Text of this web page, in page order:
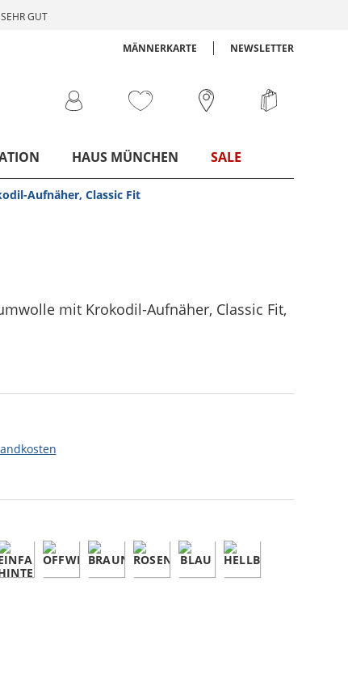
GUT
MÄNNERKARTE NEWSLETTER
HAUS MÜNCHEN SALE
Aufnäher, Classic Fit
mit Krokodil-Aufnäher, Classic Fit,